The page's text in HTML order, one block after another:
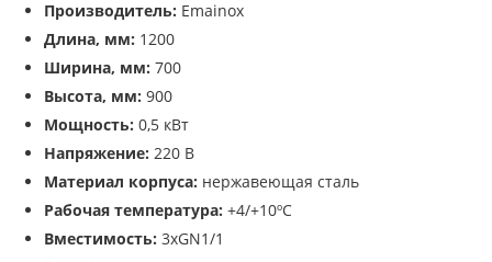
Производитель: Emainox
Длина, мм: 1200
Ширина, мм: 700
Высота, мм: 900
Мощность: 0,5 кВт
Напряжение: 220 В
Материал корпуса: нержавеющая сталь
Рабочая температура: +4/+10ºС
Вместимость: 3xGN1/1